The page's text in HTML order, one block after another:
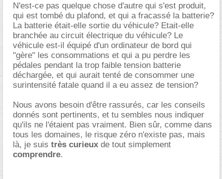
N'est-ce pas quelque chose d'autre qui s'est produit,
qui est tombé du plafond, et qui a fracassé la batterie?
La batterie était-elle sortie du véhicule? Etait-elle
branchée au circuit électrique du véhicule? Le
véhicule est-il équipé d'un ordinateur de bord qui
"gère" les consommations et qui a pu perdre les
pédales pendant la trop faible tension batterie
déchargée, et qui aurait tenté de consommer une
surintensité fatale quand il a eu assez de tension?
Nous avons besoin d'être rassurés, car les conseils
donnés sont pertinents, et tu sembles nous indiquer
qu'ils ne l'étaient pas vraiment. Bien sûr, comme dans
tous les domaines, le risque zéro n'existe pas, mais
là, je suis très curieux de tout simplement
comprendre.